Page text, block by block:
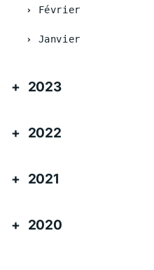
Février
Janvier
2023
2022
2021
2020